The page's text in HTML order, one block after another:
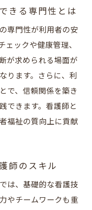
きる専門性とは
専門性が利用者の安
ェックや健康管理、
が求められる場面が
ります。さらに、利
で、信頼関係を築き
できます。看護師と
福祉の質向上に貢献
師のスキル
は、基礎的な看護技
やチームワークも重